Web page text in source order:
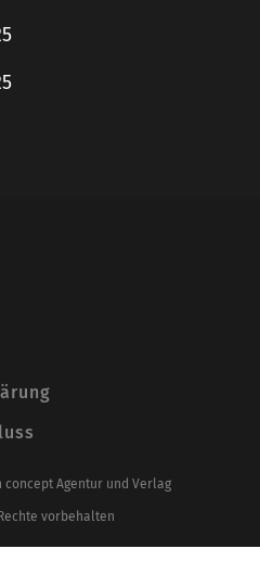
concept Agentur und Verlag
vorbehalten